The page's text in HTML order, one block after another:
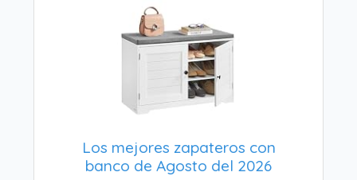
Los mejores zapateros con
banco de Agosto del 2026